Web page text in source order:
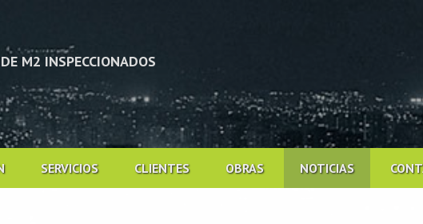
M2 INSPECCIONADOS
SERVICIOS CLIENTES OBRAS NOTICIAS